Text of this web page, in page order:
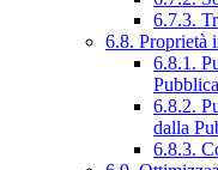
6.7.3.
6.8. Proprietà
6.8.1.
6.8.2.
dalla
6.8.3.